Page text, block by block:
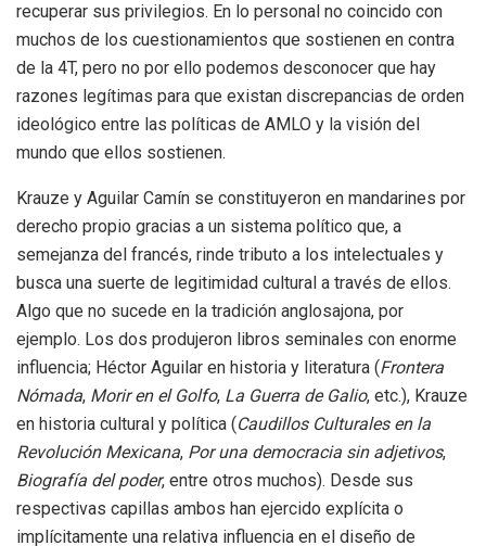
recuperar sus privilegios. En lo personal no coincido con
muchos de los cuestionamientos que sostienen en contra
de la 4T, pero no por ello podemos desconocer que hay
razones legítimas para que existan discrepancias de orden
ideológico entre las políticas de AMLO y la visión del
mundo que ellos sostienen.
Krauze y Aguilar Camín se constituyeron en mandarines por
derecho propio gracias a un sistema político que, a
semejanza del francés, rinde tributo a los intelectuales y
busca una suerte de legitimidad cultural a través de ellos.
Algo que no sucede en la tradición anglosajona, por
ejemplo. Los dos produjeron libros seminales con enorme
influencia; Héctor Aguilar en historia y literatura (Frontera
Nómada, Morir en el Golfo, La Guerra de Galio, etc.), Krauze
en historia cultural y política (Caudillos Culturales en la
Revolución Mexicana, Por una democracia sin adjetivos,
Biografía del poder, entre otros muchos). Desde sus
respectivas capillas ambos han ejercido explícita o
implícitamente una relativa influencia en el diseño de